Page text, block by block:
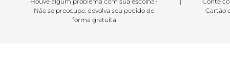
Não se preocupe: devolva seu pedido de
forma gratuita
Cartão